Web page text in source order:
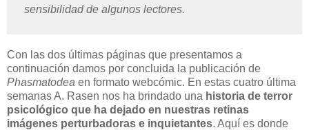
sensibilidad de algunos lectores.
Con las dos últimas páginas que presentamos a
continuación damos por concluida la publicación de
Phasmatodea en formato webcómic. En estas cuatro última
semanas A. Rasen nos ha brindado una historia de terror
psicológico que ha dejado en nuestras retinas
imágenes perturbadoras e inquietantes. Aquí es donde